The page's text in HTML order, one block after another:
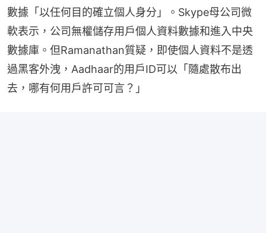
數據「以任何目的確立個人身分」。Skype母公司微
軟表示，公司無權儲存用戶個人資料數據和進入中央
數據庫。但Ramanathan質疑，即使個人資料不是透
過黑客外洩，Aadhaar的用戶ID可以「隨處散布出
去，哪有何用戶許可可言？」